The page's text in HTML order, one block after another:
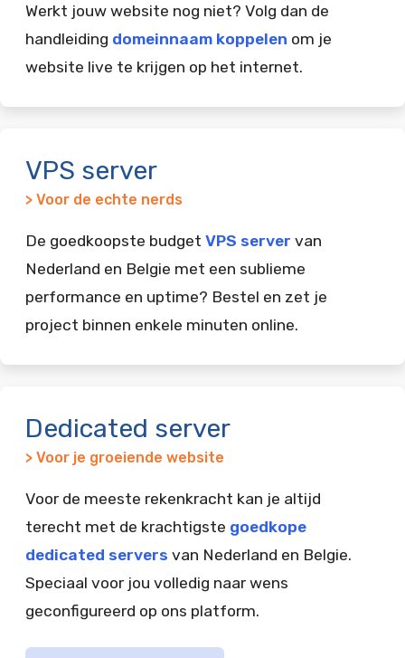
Werkt jouw website nog niet? Volg dan de
handleiding domeinnaam koppelen om je
website live te krijgen op het internet.
VPS server
> Voor de echte nerds
De goedkoopste budget VPS server van
Nederland en Belgie met een sublieme
performance en uptime? Bestel en zet je
project binnen enkele minuten online.
Dedicated server
> Voor je groeiende website
Voor de meeste rekenkracht kan je altijd
terecht met de krachtigste goedkope
dedicated servers van Nederland en Belgie.
Speciaal voor jou volledig naar wens
geconfigureerd op ons platform.